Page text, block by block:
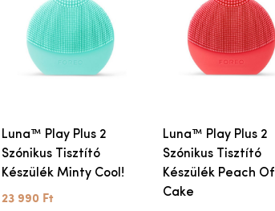
Luna™ Play Plus 2
Szónikus Tisztító
Készülék Minty Cool!
23 990 Ft
Luna™ Play Plus 2
Szónikus Tisztító
Készülék Peach Of
Cake